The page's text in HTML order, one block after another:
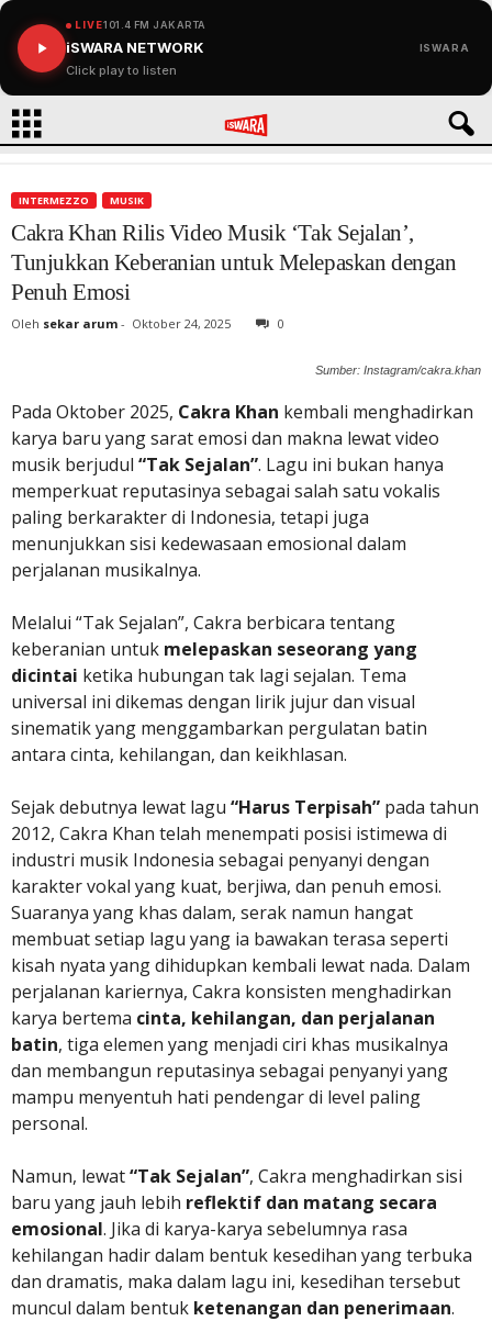
LIVE101.4 FM JAKARTA
iSWARA NETWORK
Click play to listen
ISWARA
INTERMEZZO MUSIK
Cakra Khan Rilis Video Musik ‘Tak Sejalan’,
Tunjukkan Keberanian untuk Melepaskan dengan
Penuh Emosi
Oleh sekar arum - Oktober 24, 2025 0
Sumber: Instagram/cakra.khan
Pada Oktober 2025, Cakra Khan kembali menghadirkan
karya baru yang sarat emosi dan makna lewat video
musik berjudul “Tak Sejalan”. Lagu ini bukan hanya
memperkuat reputasinya sebagai salah satu vokalis
paling berkarakter di Indonesia, tetapi juga
menunjukkan sisi kedewasaan emosional dalam
perjalanan musikalnya.
Melalui “Tak Sejalan”, Cakra berbicara tentang
keberanian untuk melepaskan seseorang yang
dicintai ketika hubungan tak lagi sejalan. Tema
universal ini dikemas dengan lirik jujur dan visual
sinematik yang menggambarkan pergulatan batin
antara cinta, kehilangan, dan keikhlasan.
Sejak debutnya lewat lagu “Harus Terpisah” pada tahun
2012, Cakra Khan telah menempati posisi istimewa di
industri musik Indonesia sebagai penyanyi dengan
karakter vokal yang kuat, berjiwa, dan penuh emosi.
Suaranya yang khas dalam, serak namun hangat
membuat setiap lagu yang ia bawakan terasa seperti
kisah nyata yang dihidupkan kembali lewat nada. Dalam
perjalanan kariernya, Cakra konsisten menghadirkan
karya bertema cinta, kehilangan, dan perjalanan
batin, tiga elemen yang menjadi ciri khas musikalnya
dan membangun reputasinya sebagai penyanyi yang
mampu menyentuh hati pendengar di level paling
personal.
Namun, lewat“Tak Sejalan”, Cakra menghadirkan sisi
baru yang jauh lebih reflektif dan matang secara
emosional. Jika di karya-karya sebelumnya rasa
kehilangan hadir dalam bentuk kesedihan yang terbuka
dan dramatis, maka dalam lagu ini, kesedihan tersebut
muncul dalam bentuk ketenangan dan penerimaan.